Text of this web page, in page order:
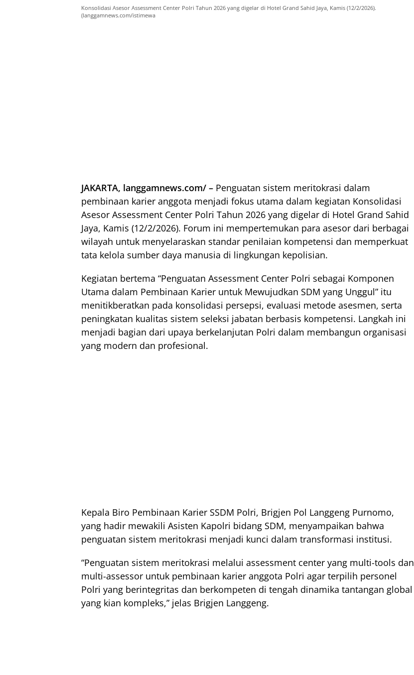
Konsolidasi Asesor Assessment Center Polri Tahun 2026 yang digelar di Hotel Grand Sahid Jaya, Kamis (12/2/2026).
(langgamnews.com/istimewa
JAKARTA, langgamnews.com/ – Penguatan sistem meritokrasi dalam
pembinaan karier anggota menjadi fokus utama dalam kegiatan Konsolidasi
Asesor Assessment Center Polri Tahun 2026 yang digelar di Hotel Grand Sahid
Jaya, Kamis (12/2/2026). Forum ini mempertemukan para asesor dari berbagai
wilayah untuk menyelaraskan standar penilaian kompetensi dan memperkuat
tata kelola sumber daya manusia di lingkungan kepolisian.
Kegiatan bertema “Penguatan Assessment Center Polri sebagai Komponen
Utama dalam Pembinaan Karier untuk Mewujudkan SDM yang Unggul” itu
menitikberatkan pada konsolidasi persepsi, evaluasi metode asesmen, serta
peningkatan kualitas sistem seleksi jabatan berbasis kompetensi. Langkah ini
menjadi bagian dari upaya berkelanjutan Polri dalam membangun organisasi
yang modern dan profesional.
Kepala Biro Pembinaan Karier SSDM Polri, Brigjen Pol Langgeng Purnomo,
yang hadir mewakili Asisten Kapolri bidang SDM, menyampaikan bahwa
penguatan sistem meritokrasi menjadi kunci dalam transformasi institusi.
“Penguatan sistem meritokrasi melalui assessment center yang multi-tools dan
multi-assessor untuk pembinaan karier anggota Polri agar terpilih personel
Polri yang berintegritas dan berkompeten di tengah dinamika tantangan global
yang kian kompleks,” jelas Brigjen Langgeng.